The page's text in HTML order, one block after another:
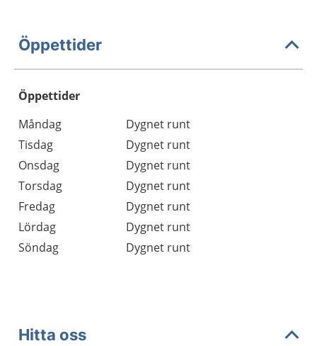
Öppettider
Öppettider
Dag
Öppettider
Kommentarer
Måndag
Dygnet runt
Tisdag
Dygnet runt
Onsdag
Dygnet runt
Torsdag
Dygnet runt
Fredag
Dygnet runt
Lördag
Dygnet runt
Söndag
Dygnet runt
Hitta oss